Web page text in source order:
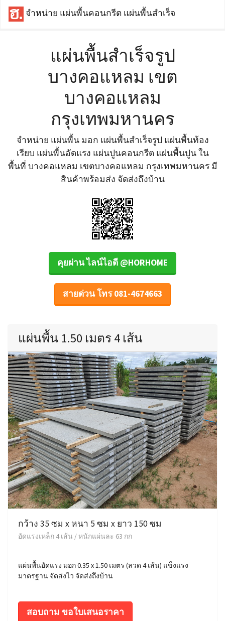
จำหน่าย แผ่นพื้นคอนกรีต แผ่นพื้นสำเร็จ
แผ่นพื้นสำเร็จรูป
บางคอแหลม เขต
บางคอแหลม
กรุงเทพมหานคร
จำหน่าย แผ่นพื้น มอก แผ่นพื้นสำเร็จรูป แผ่นพื้นท้อง
เรียบ แผ่นพื้นอัดแรง แผ่นปูนคอนกรีต แผ่นพื้นปูน ใน
พื้นที่ บางคอแหลม เขตบางคอแหลม กรุงเทพมหานคร มี
สินค้าพร้อมส่ง จัดส่งถึงบ้าน
คุยผ่าน ไลน์ไอดี @HORHOME
สายด่วน โทร 081-4674663
แผ่นพื้น 1.50 เมตร 4 เส้น
กว้าง 35 ซม x หนา 5 ซม x ยาว 150 ซม
อัดแรงเหล็ก 4 เส้น / หนักแผ่นละ 63 กก
แผ่นพื้นอัดแรง มอก 0.35 x 1.50 เมตร (ลวด 4 เส้น) แข็งแรง
มาตรฐาน จัดส่งไว จัดส่งถึงบ้าน
สอบถาม ขอใบเสนอราคา